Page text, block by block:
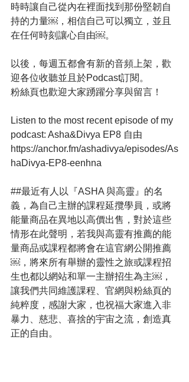
時時讓自己從內在裡面找到那份堅韌自
持的力量￼，相信自己可以獨立，並且
在任何時刻讓心自由￼。
以後，每週五都會有新的音頻上架，歡
迎各位收聽並且於Podcast訂閱。
粉絲頁也歡迎大家踴躍分享與留言！
Listen to the most recent episode of my
podcast: Asha&Divya EP8 自由
https://anchor.fm/ashadivya/episodes/As
haDivya-EP8-eenhna
##最近有人以『ASHA 與高靈』的名
義，為自己主辦的課程延攬學員，或將
能量商品在異地以高價出售，對於這些
情形在此聲明，若我與高靈有推薦的能
量商品或課程都將會在這官網公開推薦
￼，將來所有舉辦的靈性之旅或課程招
生也都以網站和單一主辦招生為主￼，
讓我們共同維護課程、官網與粉絲頁的
純粹度，感謝大家，也祝福大家進入非
暴力、慈悲、喜捨的宇宙之流，創造真
正的自由。